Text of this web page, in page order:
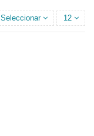
Seleccionar 12